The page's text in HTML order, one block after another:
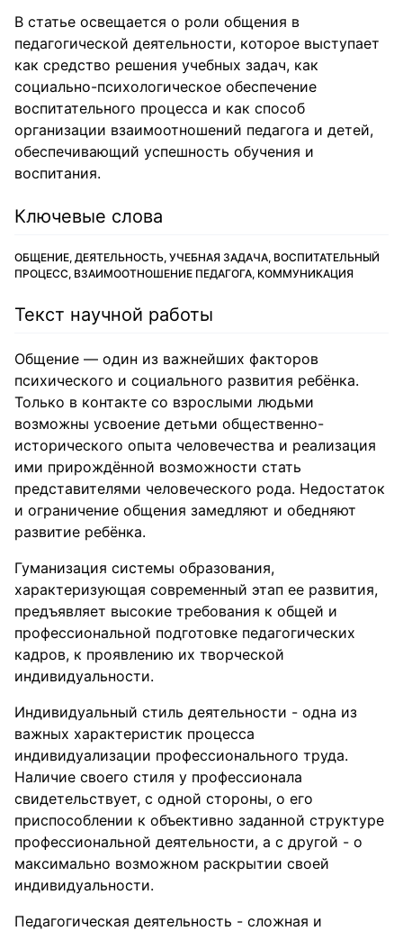
В статье освещается о роли общения в
педагогической деятельности, которое выступает
как средство решения учебных задач, как
социально-психологическое обеспечение
воспитательного процесса и как способ
организации взаимоотношений педагога и детей,
обеспечивающий успешность обучения и
воспитания.
Ключевые слова
ОБЩЕНИЕ, ДЕЯТЕЛЬНОСТЬ, УЧЕБНАЯ ЗАДАЧА, ВОСПИТАТЕЛЬНЫЙ
ПРОЦЕСС, ВЗАИМООТНОШЕНИЕ ПЕДАГОГА, КОММУНИКАЦИЯ
Текст научной работы
Общение — один из важнейших факторов
психического и социального развития ребёнка.
Только в контакте со взрослыми людьми
возможны усвоение детьми общественно-
исторического опыта человечества и реализация
ими прирождённой возможности стать
представителями человеческого рода. Недостаток
и ограничение общения замедляют и обедняют
развитие ребёнка.
Гуманизация системы образования,
характеризующая современный этап ее развития,
предъявляет высокие требования к общей и
профессиональной подготовке педагогических
кадров, к проявлению их творческой
индивидуальности.
Индивидуальный стиль деятельности - одна из
важных характеристик процесса
индивидуализации профессионального труда.
Наличие своего стиля у профессионала
свидетельствует, с одной стороны, о его
приспособлении к объективно заданной структуре
профессиональной деятельности, а с другой - о
максимально возможном раскрытии своей
индивидуальности.
Педагогическая деятельность - сложная и